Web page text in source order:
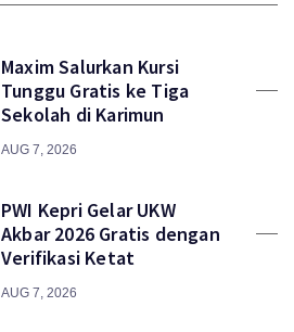
Maxim Salurkan Kursi
Tunggu Gratis ke Tiga
Sekolah di Karimun
AUG 7, 2026
PWI Kepri Gelar UKW
Akbar 2026 Gratis dengan
Verifikasi Ketat
AUG 7, 2026